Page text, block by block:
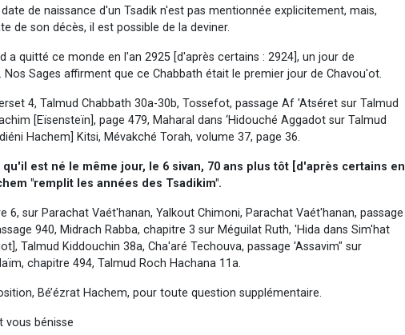
de naissance d'un Tsadik n'est pas mentionnée explicitement, mais,
de son décès, il est possible de la deviner.
a quitté ce monde en l'an 2925 [d'après certains : 2924], un jour de
Nos Sages affirment que ce Chabbath était le premier jour de Chavou'ot.
4, Talmud Chabbath 30a-30b, Tossefot, passage Af 'Atséret sur Talmud
[Eïsensteïn], page 479, Maharal dans ‘Hidouché Aggadot sur Talmud
Hachem] Kitsi, Mévakché Torah, volume 37, page 36.
est né le même jour, le 6 sivan, 70 ans plus tôt [d'après certains en
"remplit les années des Tsadikim".
6, sur Parachat Vaét'hanan, Yalkout Chimoni, Parachat Vaét'hanan, passage
940, Midrach Rabba, chapitre 3 sur Méguilat Ruth, 'Hida dans Sim'hat
Talmud Kiddouchin 38a, Cha'aré Techouva, passage 'Assavim" sur
chapitre 494, Talmud Roch Hachana 11a.
Bé’ézrat Hachem, pour toute question supplémentaire.
vous bénisse